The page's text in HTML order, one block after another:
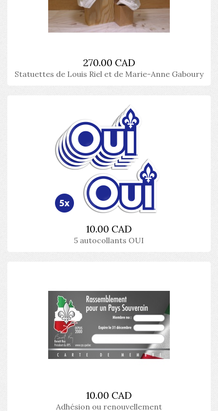
270.00 CAD
Statuettes de Louis Riel et de Marie-Anne Gaboury
10.00 CAD
5 autocollants OUI
10.00 CAD
Adhésion ou renouvellement